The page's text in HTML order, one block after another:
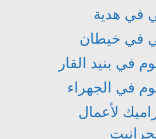
في هدية
في خيطان
في بنيد القار
في الجهراء
لأعمال